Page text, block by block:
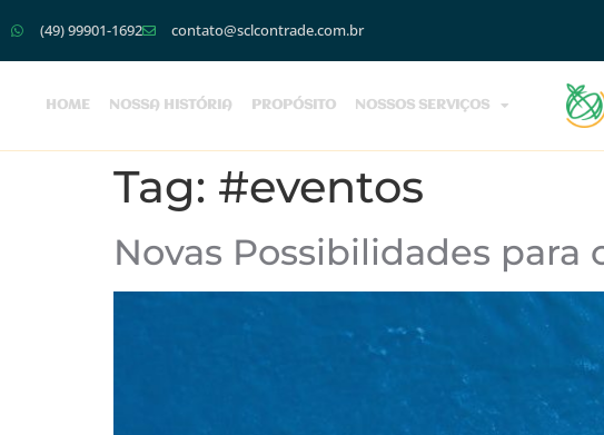
(49) 99901-1692 contato@sclcontrade.com.br
HOME NOSSA HISTÓRIA PROPÓSITO NOSSOS SERVIÇOS
Tag: #eventos
Novas Possibilidades para